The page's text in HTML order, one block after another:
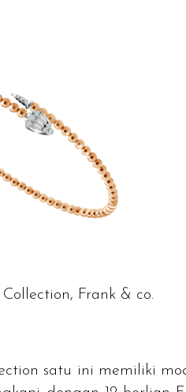
Frank & co.
satu ini memiliki